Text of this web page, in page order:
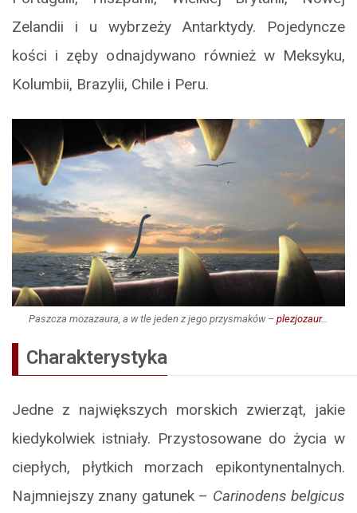
Zelandii i u wybrzeży Antarktydy. Pojedyncze
kości i zęby odnajdywano również w Meksyku,
Kolumbii, Brazylii, Chile i Peru.
Paszcza mozazaura, a w tle jeden z jego przysmaków – plezjozaur…
Charakterystyka
Jedne z największych morskich zwierząt, jakie
kiedykolwiek istniały. Przystosowane do życia w
ciepłych, płytkich morzach epikontynentalnych.
Najmniejszy znany gatunek – Carinodens belgicus